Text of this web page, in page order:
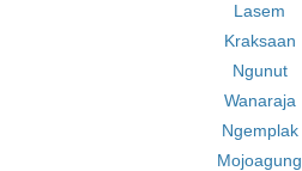
Lasem
Kraksaan
Ngunut
Wanaraja
Ngemplak
Mojoagung